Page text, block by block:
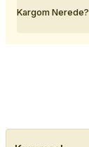
Kargom Nerede?